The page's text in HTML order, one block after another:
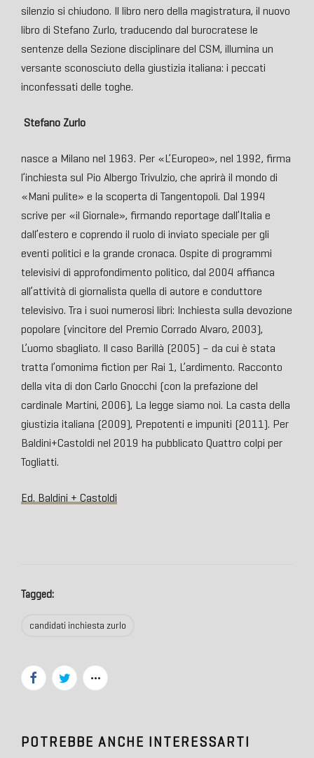
silenzio si chiudono. Il libro nero della magistratura, il nuovo
libro di Stefano Zurlo, traducendo dal burocratese le
sentenze della Sezione disciplinare del CSM, illumina un
versante sconosciuto della giustizia italiana: i peccati
inconfessati delle toghe.
Stefano Zurlo
nasce a Milano nel 1963. Per «L’Europeo», nel 1992, firma
l’inchiesta sul Pio Albergo Trivulzio, che aprirà il mondo di
«Mani pulite» e la scoperta di Tangentopoli. Dal 1994
scrive per «il Giornale», firmando reportage dall’Italia e
dall’estero e coprendo il ruolo di inviato speciale per gli
eventi politici e la grande cronaca. Ospite di programmi
televisivi di approfondimento politico, dal 2004 affianca
all’attività di giornalista quella di autore e conduttore
televisivo. Tra i suoi numerosi libri: Inchiesta sulla devozione
popolare (vincitore del Premio Corrado Alvaro, 2003),
L’uomo sbagliato. Il caso Barillà (2005) – da cui è stata
tratta l’omonima fiction per Rai 1, L’ardimento. Racconto
della vita di don Carlo Gnocchi (con la prefazione del
cardinale Martini, 2006), La legge siamo noi. La casta della
giustizia italiana (2009), Prepotenti e impuniti (2011). Per
Baldini+Castoldi nel 2019 ha pubblicato Quattro colpi per
Togliatti.
Ed. Baldini + Castoldi
Tagged:
candidati inchiesta zurlo
POTREBBE ANCHE INTERESSARTI